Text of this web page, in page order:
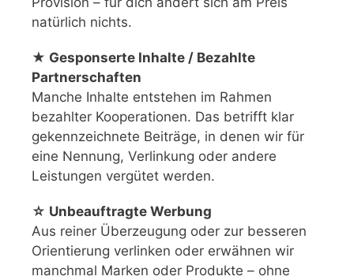
natürlich nichts.
★ Gesponserte Inhalte / Bezahlte
Partnerschaften
Manche Inhalte entstehen im Rahmen
bezahlter Kooperationen. Das betrifft klar
gekennzeichnete Beiträge, in denen wir für
eine Nennung, Verlinkung oder andere
Leistungen vergütet werden.
☆ Unbeauftragte Werbung
Aus reiner Überzeugung oder zur besseren
Orientierung verlinken oder erwähnen wir
manchmal Marken oder Produkte – ohne